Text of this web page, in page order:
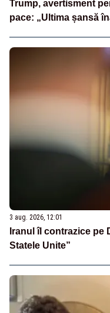
Trump, avertisment
pace: „Ultima șansă
3 aug. 2026, 12:01
Iranul îl contrazice pe
Statele Unite”